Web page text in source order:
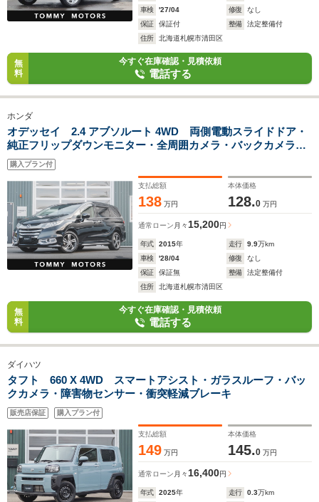
車検 '27/04 修復
なし
保証
保証付 整備
法定整備付
住所
北海道札幌市清田区
無
料
今すぐ在庫確認・見積依頼
電話する
ホンダ
オデッセイ 2.4 アブソルート 4WD 両側電動スライドドア・
純正フリップダウンモニター・全周囲カメラ・バックカメラ・
LEDヘッドライト・ホンダセンシング・ETC・クルーズコント
ロール・記録簿付・スマートキー
購入プラン付
支払総額
138 万円
本体価格
128.0 万円
通常ローン 月々 15,200円
年式 2015年 走行 9.9万km
車検
'28/04 修復
なし
保証
保証無 整備
法定整備付
住所
北海道札幌市清田区
無
料
今すぐ在庫確認・見積依頼
電話する
ダイハツ
タフト 660 X 4WD スマートアシスト・ガラスルーフ・バッ
クカメラ・障害物センサー・衝突軽減ブレーキ
販売店保証 購入プラン付
支払総額
149 万円
本体価格
145.0 万円
通常ローン 月々 16,400円
年式 2025年 走行 0.3万km